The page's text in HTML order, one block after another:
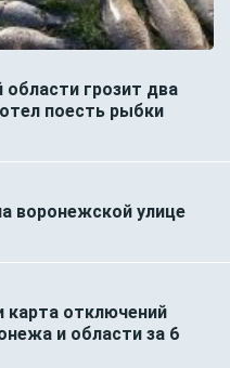
области грозит два
поесть рыбки
воронежской улице
карта отключений
и области за 6